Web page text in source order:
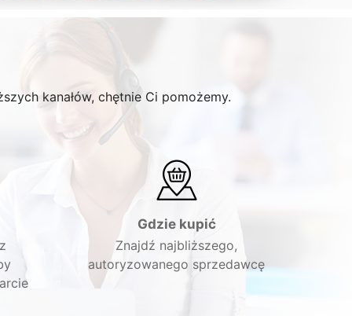
kanałów, chętnie Ci pomożemy.
Gdzie kupić
Znajdź najbliższego,
autoryzowanego sprzedawcę